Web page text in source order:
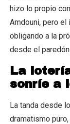
hizo lo propio
Amdouni, pero el
obligando a la
desde el
La
sonríe a
La tanda desde
dramatismo